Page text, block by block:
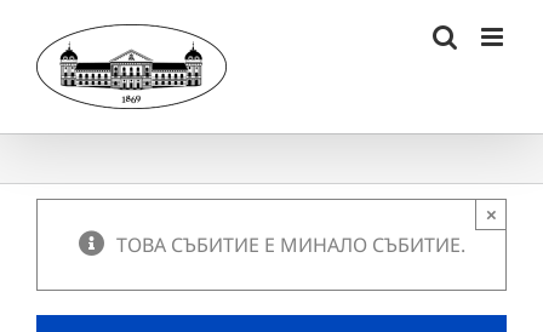
content
ТОВА СЪБИТИЕ Е МИНАЛО СЪБИТИЕ.
×